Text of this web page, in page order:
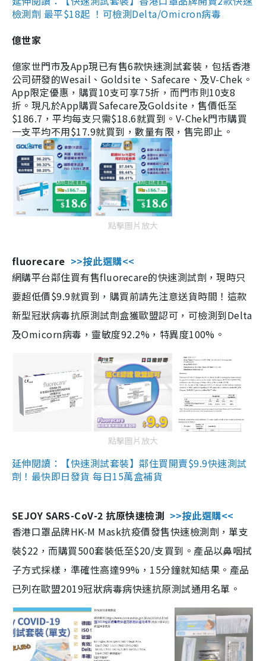
檢測劑 最平$18起 ！可檢測Delta/Omicron病毒
億世家
億家世門市及App現已有售6款快速測試套裝，包括香港
公司研發的Wesail、Goldsite、Safecare、及V-Chek。
App限定優惠，購買10支可享75折，而門市則10支8
折。現凡於App購買Safecare及Goldsite，售價低至
$186.7，平均每支只需$18.6就買到。V-Chek門市購買
一支平均不用$17.9就買到，數量有限，售完即止。
點擊圖片放大
fluorecare >>按此選購<<
網購平台鄰住買有售fluorecare的快速測試劑，現時只
要超低價$9.9就買到，購買前請先注意送貨時間！這款
新型冠狀病毒抗原測試劑盒獲歐盟認可，可檢測到Delta
及Omicorn病毒，靈敏度92.2%，特異度100%。
點擊圖片放大
延伸閱讀：【快速測試套裝】鄰住買開賣$9.9快速測試
劑！最快即日發貨 每日15萬盒補貨
SEJOY SARS-CoV-2 抗原快速檢測 >>按此選購<<
香港口罩品牌HK-M Mask抗疫價發售快速檢測劑，單支
裝$22，而購買500套裝低至$20/支買到。產品以鼻咽拭
子方式採樣，準確性高達99%，15分鐘就知結果。產品
已列在歐盟2019冠狀病毒病快速抗原測試通用名單。